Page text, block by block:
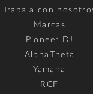
Trabaja con
Marcas
Pioneer DJ
AlphaTheta
Yamaha
RCF